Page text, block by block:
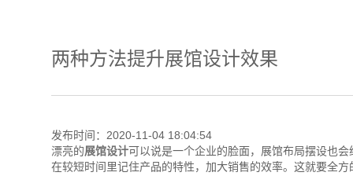
两种方法提升展馆设计效果
发布时间：2020-11-04 18:04:54
漂亮的展馆设计可以说是一个企业的脸面，展馆布局摆设也
在较短时间里记住产品的特性，加大销售的效率。这就要全